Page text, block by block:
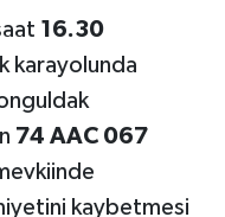
16.30
karayolunda
74 AAC 067
kaybetmesi